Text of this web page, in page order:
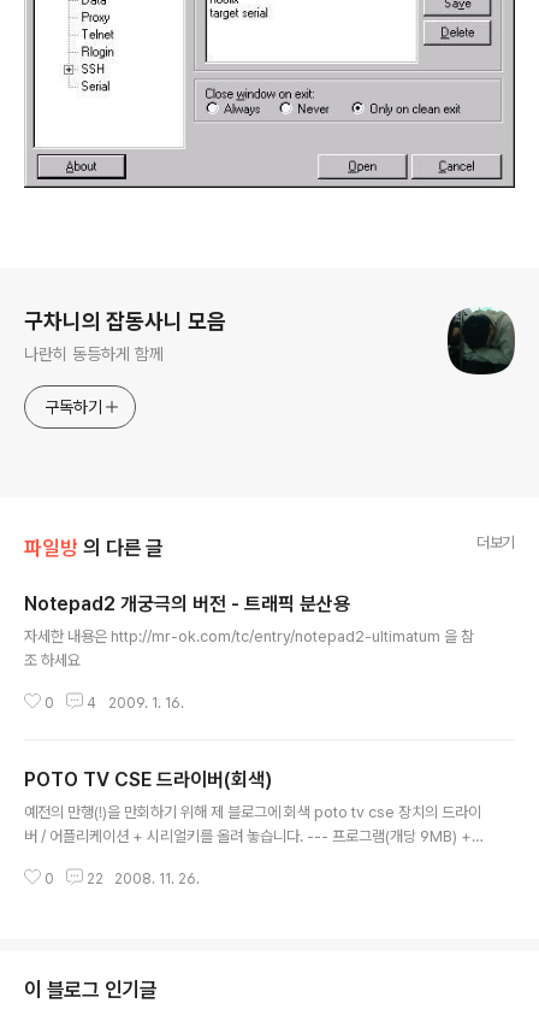
구차니의 잡동사니 모음
나란히 동등하게 함께
구독하기
파일방 의 다른 글 더보기
Notepad2 개궁극의 버전 - 트래픽 분산용
자세한 내용은 http://mr-ok.com/tc/entry/notepad2-ultimatum 을 참
조 하세요
0 4 2009. 1. 16.
POTO TV CSE 드라이버(회색)
예전의 만행(!)을 만회하기 위해 제 블로그에 회색 poto tv cse 장치의 드라이
버 / 어플리케이션 + 시리얼키를 올려 놓습니다. --- 프로그램(개당 9MB) +
우에는 http://www.7-zip.org/ 에서 다운받아서 사용하시기 바랍니다. ※ 그
e 관련된 내용은 보이질 않는다. 완전 제작사에서도 손 놓은 녀석이려나.. 아무
튼, 정직한 기업(주) / honestech 인데 대..
0 22 2008. 11. 26.
이 블로그 인기글